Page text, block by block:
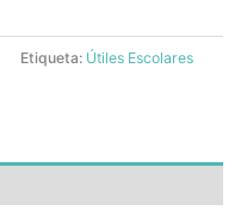
Etiqueta: Útiles Escolares